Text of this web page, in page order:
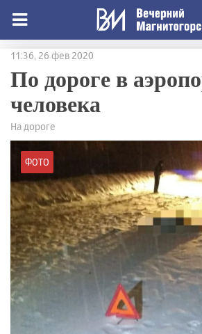
11:36, 26 фев 2020
По дороге в
человека
На дороге
ФОТО